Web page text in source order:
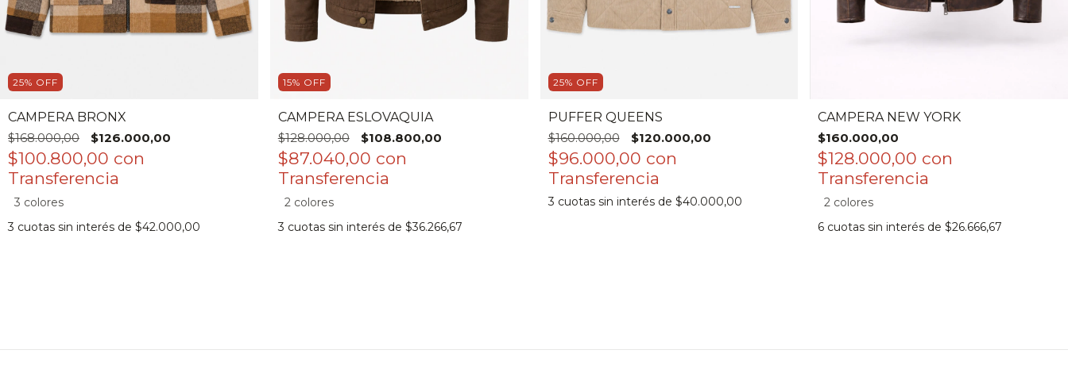
25% OFF
CAMPERA BRONX
$168.000,00
$126.000,00
$100.800,00 con
3 colores
3 cuotas sin interés de $42.000,00
15% OFF
CAMPERA ESLOVAQUIA
$128.000,00
$108.800,00
$87.040,00 con
2 colores
3 cuotas sin interés de $36.266,67
25% OFF
PUFFER QUEENS
$160.000,00
$120.000,00
$96.000,00 con
3 cuotas sin interés de $40.000,00
CAMPERA NEW YORK
$160.000,00
$128.000,00 con
2 colores
6 cuotas sin interés de$26.666,67